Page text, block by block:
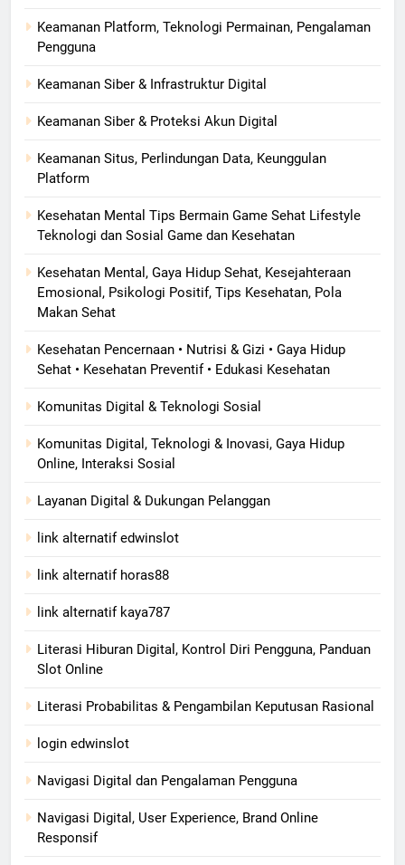
Keamanan Platform, Teknologi Permainan, Pengalaman
Pengguna
Keamanan Siber & Infrastruktur Digital
Keamanan Siber & Proteksi Akun Digital
Keamanan Situs, Perlindungan Data, Keunggulan
Platform
Kesehatan Mental Tips Bermain Game Sehat Lifestyle
Teknologi dan Sosial Game dan Kesehatan
Kesehatan Mental, Gaya Hidup Sehat, Kesejahteraan
Emosional, Psikologi Positif, Tips Kesehatan, Pola
Makan Sehat
Kesehatan Pencernaan • Nutrisi & Gizi • Gaya Hidup
Sehat • Kesehatan Preventif • Edukasi Kesehatan
Komunitas Digital & Teknologi Sosial
Komunitas Digital, Teknologi & Inovasi, Gaya Hidup
Online, Interaksi Sosial
Layanan Digital & Dukungan Pelanggan
link alternatif edwinslot
link alternatif horas88
link alternatif kaya787
Literasi Hiburan Digital, Kontrol Diri Pengguna, Panduan
Slot Online
Literasi Probabilitas & Pengambilan Keputusan Rasional
login edwinslot
Navigasi Digital dan Pengalaman Pengguna
Navigasi Digital, User Experience, Brand Online
Responsif